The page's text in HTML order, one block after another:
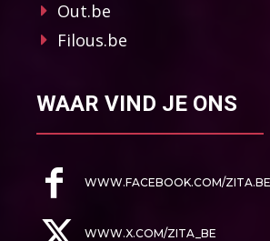
Out.be
Filous.be
WAAR VIND JE ONS
WWW.FACEBOOK.COM/ZITA.BE
WWW.X.COM/ZITA_BE